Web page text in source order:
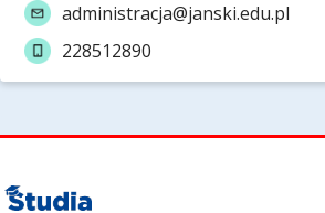
administracja@janski.edu.pl
228512890